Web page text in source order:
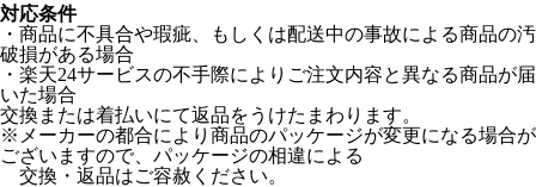
対応条件
・商品に不具合や瑕疵、もしくは配送中の事故による商品の汚
破損がある場合
・楽天24サービスの不手際によりご注文内容と異なる商品が届
いた場合
交換または着払いにて返品をうけたまわります。
※メーカーの都合により商品のパッケージが変更になる場合が
ございますので、パッケージの相違による
交換・返品はご容赦ください。